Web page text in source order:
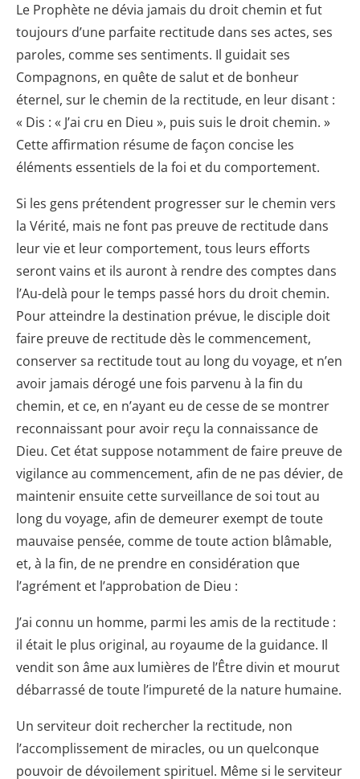
Le Prophète ne dévia jamais du droit chemin et fut
toujours d’une parfaite rectitude dans ses actes, ses
paroles, comme ses sentiments. Il guidait ses
Compagnons, en quête de salut et de bonheur
éternel, sur le chemin de la rectitude, en leur disant :
« Dis : « J’ai cru en Dieu », puis suis le droit chemin. »
Cette affirmation résume de façon concise les
éléments essentiels de la foi et du comportement.
Si les gens prétendent progresser sur le chemin vers
la Vérité, mais ne font pas preuve de rectitude dans
leur vie et leur comportement, tous leurs efforts
seront vains et ils auront à rendre des comptes dans
l’Au-delà pour le temps passé hors du droit chemin.
Pour atteindre la destination prévue, le disciple doit
faire preuve de rectitude dès le commencement,
conserver sa rectitude tout au long du voyage, et n’en
avoir jamais dérogé une fois parvenu à la fin du
chemin, et ce, en n’ayant eu de cesse de se montrer
reconnaissant pour avoir reçu la connaissance de
Dieu. Cet état suppose notamment de faire preuve de
vigilance au commencement, afin de ne pas dévier, de
maintenir ensuite cette surveillance de soi tout au
long du voyage, afin de demeurer exempt de toute
mauvaise pensée, comme de toute action blâmable,
et, à la fin, de ne prendre en considération que
l’agrément et l’approbation de Dieu :
J’ai connu un homme, parmi les amis de la rectitude :
il était le plus original, au royaume de la guidance. Il
vendit son âme aux lumières de l’Être divin et mourut
débarrassé de toute l’impureté de la nature humaine.
Un serviteur doit rechercher la rectitude, non
l’accomplissement de miracles, ou un quelconque
pouvoir de dévoilement spirituel. Même si le serviteur